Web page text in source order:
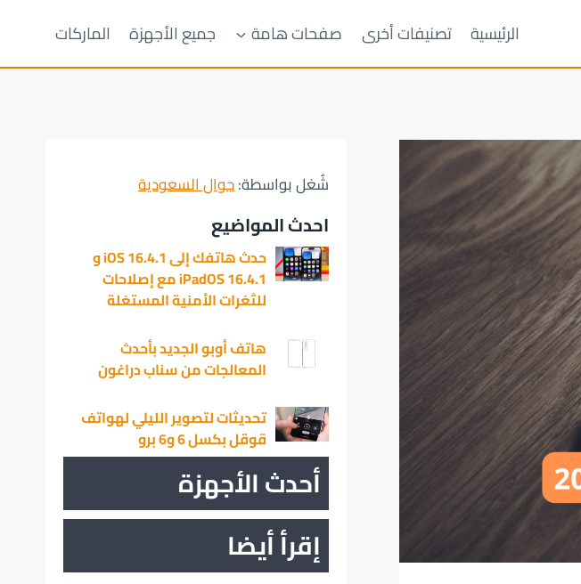
الرئيسية تصنيفات أخرى صفحات هامة جميع الأجهزة الماركات
شُغل بواسطة:جوال السعودية
احدث المواضيع
حدث هاتفك إلى iOS 16.4.1 و
iPadOS 16.4.1 مع إصلاحات
للثغرات الأمنية المستغلة
هاتف أوبو الجديد بأحدث
المعالجات من سناب دراغون
تحديثات لتصوير الليلي لهواتف
قوقل بكسل 6 و6 برو
أحدث الأجهزة
إقرأ أيضا